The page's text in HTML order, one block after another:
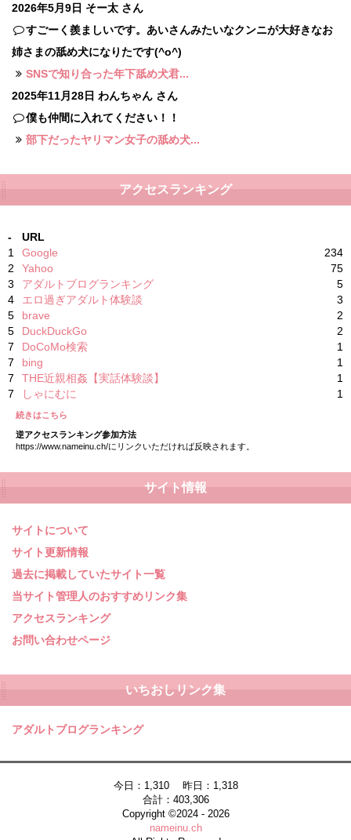
2026年5月9日 そー太 さん
すごーく羨ましいです。あいさんみたいなクンニが大好きなお
姉さまの舐め犬になりたです(^o^)
SNSで知り合った年下舐め犬君...
2025年11月28日 わんちゃん さん
僕も仲間に入れてください！！
部下だったヤリマン女子の舐め犬...
アクセスランキング
-
URL
1
Google
234
2
Yahoo
75
3
アダルトブログランキング
5
4
エロ過ぎアダルト体験談
3
5
brave
2
5
DuckDuckGo
2
7
DoCoMo検索
1
7
bing
1
7
THE近親相姦【実話体験談】
1
7
しゃにむに 1
続きはこちら
逆アクセスランキング参加方法
https://www.nameinu.ch/にリンクいただければ反映されます。
サイト情報
サイトについて
サイト更新情報
過去に掲載していたサイト一覧
当サイト管理人のおすすめリンク集
アクセスランキング
お問い合わせページ
いちおしリンク集
アダルトブログランキング
今日：1,310 昨日：1,318
合計：403,306
Copyright ©2024 - 2026
nameinu.ch